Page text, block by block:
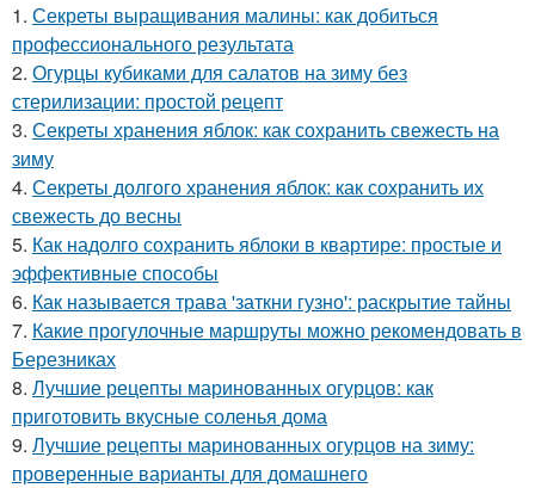
1. Секреты выращивания малины: как добиться
профессионального результата
2. Огурцы кубиками для салатов на зиму без
стерилизации: простой рецепт
3. Секреты хранения яблок: как сохранить свежесть на
зиму
4. Секреты долгого хранения яблок: как сохранить их
свежесть до весны
5. Как надолго сохранить яблоки в квартире: простые и
эффективные способы
6. Как называется трава 'заткни гузно': раскрытие тайны
7. Какие прогулочные маршруты можно рекомендовать в
Березниках
8. Лучшие рецепты маринованных огурцов: как
приготовить вкусные соленья дома
9. Лучшие рецепты маринованных огурцов на зиму:
проверенные варианты для домашнего